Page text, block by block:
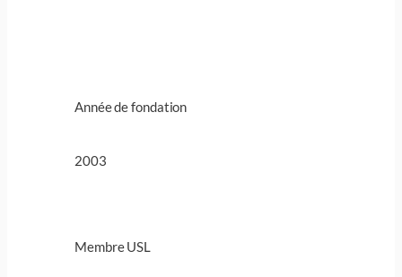
Année de fondation
2003
Membre USL